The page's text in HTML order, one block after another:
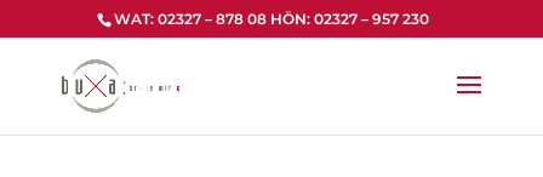
springen
WAT: 02327 – 878 08 HÖN: 02327 – 957 230